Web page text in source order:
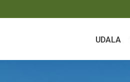
UDALA